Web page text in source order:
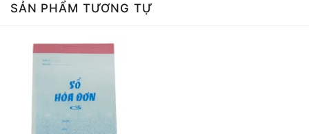
SẢN PHẨM TƯƠNG TỰ